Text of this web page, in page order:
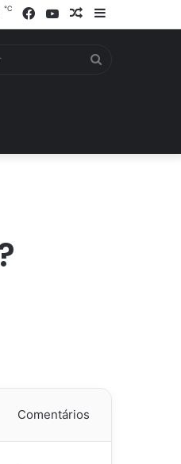
Barra
Artigo
YouTube
Facebook
℃
Comentários